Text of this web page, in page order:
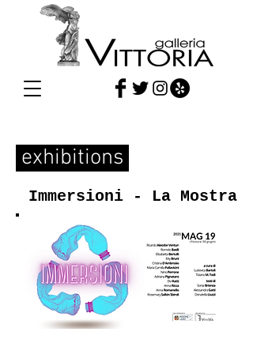
exhibitions
Immersioni - La Mostra